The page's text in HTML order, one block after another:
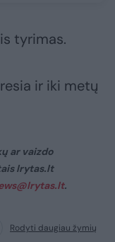
tyrimas.
ir iki metų
ar vaizdo
lrytas.lt
.
Rodyti daugiau žymių